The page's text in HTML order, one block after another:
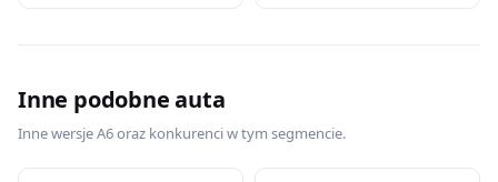
Inne podobne auta
Inne wersje A6 oraz konkurenci w tym segmencie.